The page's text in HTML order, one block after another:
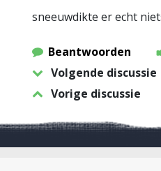
sneeuwdikte er echt
Beantwoorden
Volgende discussie
Vorige discussie